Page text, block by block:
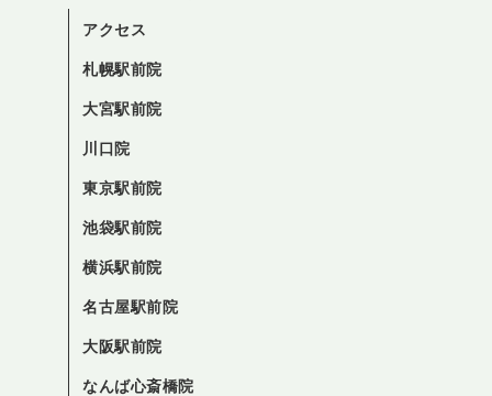
アクセス
札幌駅前院
大宮駅前院
川口院
東京駅前院
池袋駅前院
横浜駅前院
名古屋駅前院
大阪駅前院
なんば心斎橋院